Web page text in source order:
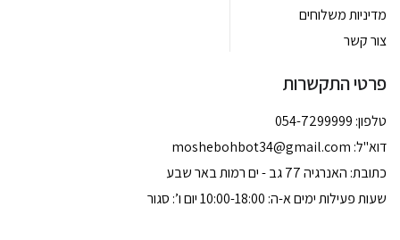
מדיניות משלוחים
צור קשר
פרטי התקשרות
טלפון: 054-7299999
דוא''ל: moshebohbot34@gmail.com
כתובת: האנרגיה 77 גב - ים רמות באר שבע
שעות פעילות ימים א-ה: 10:00-18:00 יום ו’: סגור